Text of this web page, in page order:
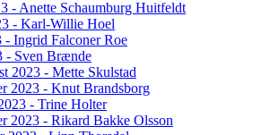
- Anette Schaumburg Huitfeldt
- Karl-Willie Hoel
- Ingrid Falconer Roe
- Sven Brænde
2023 - Mette Skulstad
2023 - Knut Brandsborg
- Trine Holter
2023 - Rikard Bakke Olsson